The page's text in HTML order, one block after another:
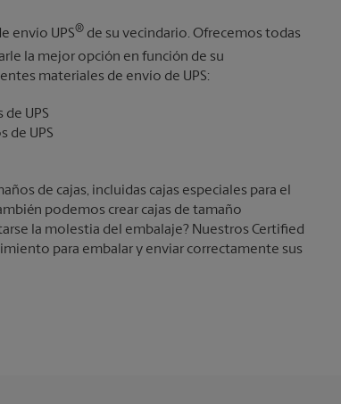
envío UPS® de su vecindario. Ofrecemos todas
la mejor opción en función de su
materiales de envío de UPS:
de UPS
de UPS
de cajas, incluidas cajas especiales para el
podemos crear cajas de tamaño
la molestia del embalaje? Nuestros Certified
para embalar y enviar correctamente sus